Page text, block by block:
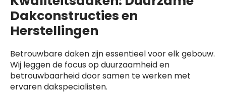
Dakconstructies en
Herstellingen
Betrouwbare daken zijn essentieel voor elk gebouw.
Wij leggen de focus op duurzaamheid en
betrouwbaarheid door samen te werken met
ervaren dakspecialisten.